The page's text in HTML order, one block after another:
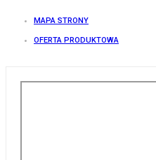
MAPA STRONY
OFERTA PRODUKTOWA